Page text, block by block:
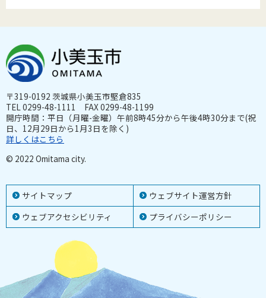
サイトマップ
ウェブサイト運営方針
ウェブアクセシビリティ
プライバシーポリシー
〒319-0192 茨城県小美玉市堅倉835
TEL 0299-48-1111 FAX 0299-48-1199
開庁時間：平日（月曜-金曜）午前8時45分から午後4時30分まで(祝
日、12月29日から1月3日を除く)
詳しくはこちら
© 2022 Omitama city.